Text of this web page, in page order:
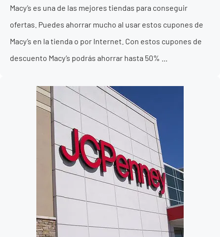
Macy’s es una de las mejores tiendas para conseguir
ofertas. Puedes ahorrar mucho al usar estos cupones de
Macy’s en la tienda o por Internet. Con estos cupones de
descuento Macy’s podrás ahorrar hasta 50% ...